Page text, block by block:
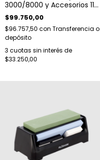
3000/8000 y Accesorios 11
En 1
$99.750,00
$96.757,50 con Transferencia o
depósito
3 cuotas sin interés de
$33.250,00